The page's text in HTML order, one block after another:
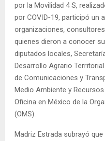
por la Movilidad 4 S,
por COVID-19, participó un
organizaciones,
quienes dieron a conocer
diputados locales,
Desarrollo Agrario
de Comunicaciones y
Medio Ambiente y
Oficina en México de la
(OMS).
Madriz Estrada subrayó